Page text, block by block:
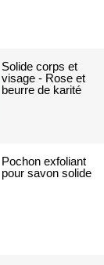
Solide corps et
visage - Rose et
beurre de karité
Pochon exfoliant
pour savon solide